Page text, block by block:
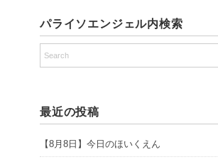
パライソエンジェル内検索
最近の投稿
【8月8日】今日のほいくえん